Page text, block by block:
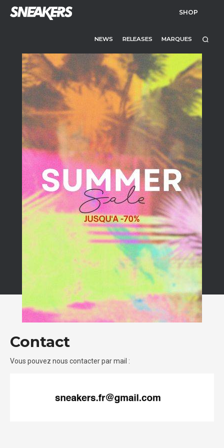
SHOP
NEWS RELEASES MARQUES
Contact
Vous pouvez nous contacter par mail :